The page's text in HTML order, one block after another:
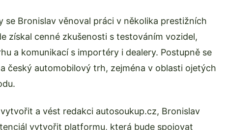
se Bronislav věnoval práci v několika prestižních
získal cenné zkušenosti s testováním vozidel,
a komunikací s importéry i dealery. Postupně se
český automobilový trh, zejména v oblasti ojetých
a vést redakci autosoukup.cz, Bronislav
vytvořit platformu, která bude spojovat